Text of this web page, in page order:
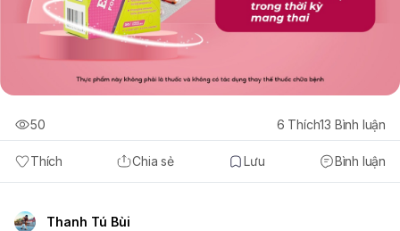
Thích Chia sẻ Lưu Bình luận
50 6 Thích13 Bình luận
Thanh Tú Bùi